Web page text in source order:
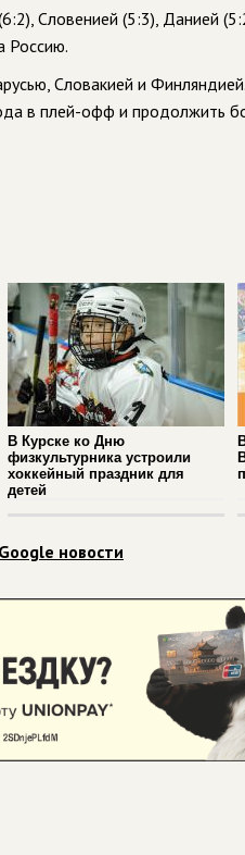
Словенией (5:3), Данией
Россию.
Словакией и
в плей-офф и продолжить
В Курске ко Дню
физкультурника устроили
хоккейный праздник для
детей
Google новости